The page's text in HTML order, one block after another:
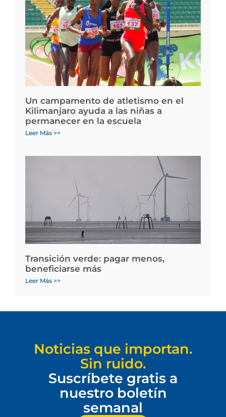
Un campamento de atletismo en el
Kilimanjaro ayuda a las niñas a
permanecer en la escuela
Leer Más >>
Transición verde: pagar menos,
beneficiarse más
Leer Más >>
Noticias que importan.
Sin ruido.
Suscríbete gratis a
nuestro boletín
semanal